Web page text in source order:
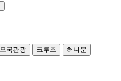
모국관광 크루즈 허니문